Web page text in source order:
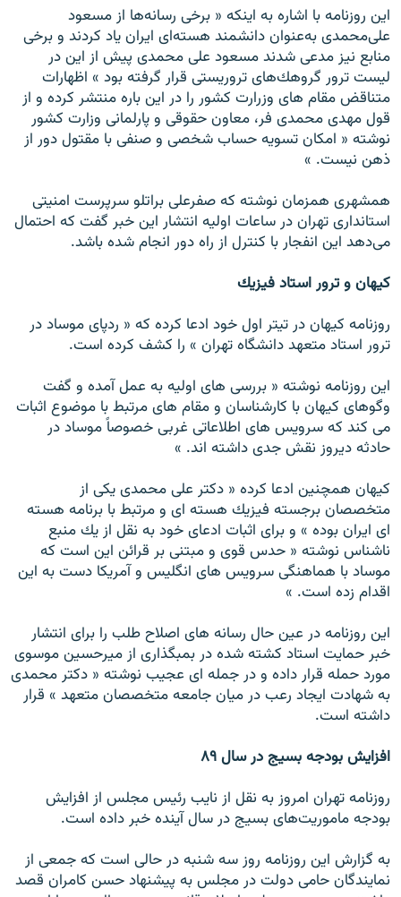
اين روزنامه با اشاره به اينكه « برخى رسانه‌ها از مسعود
على‌محمدى به‌عنوان دانشمند هسته‌اى ايران ياد كردند و برخى
منابع نيز مدعى شدند مسعود على محمدى پيش از اين در
ليست ترور گروهك‌هاى تروريستى قرار گرفته بود » اظهارات
متناقض مقام هاى وزرارت كشور را در اين باره منتشر كرده و از
قول مهدى محمدى ‌فر، معاون حقوقى و پارلمانى وزارت كشور
نوشته « امكان تسويه حساب شخصى و صنفى با مقتول دور از
ذهن نيست. »
همشهرى همزمان نوشته كه صفرعلى براتلو سرپرست امنيتى
استاندارى تهران در ساعات اوليه انتشار اين خبر گفت كه احتمال
مى‌دهد اين انفجار با كنترل از راه دور انجام شده باشد.
كيهان و ترور استاد فيزيك
روزنامه كيهان در تيتر اول خود ادعا كرده كه « ردپاى موساد در
ترور استاد متعهد دانشگاه تهران » را كشف كرده است.
اين روزنامه نوشته « بررسى هاى اوليه به عمل آمده و گفت
وگوهاى كيهان با كارشناسان و مقام هاى مرتبط با موضوع اثبات
مى كند كه سرويس هاى اطلاعاتى غربى خصوصاً موساد در
حادثه ديروز نقش جدى داشته اند. »
كيهان همچنين ادعا كرده « دكتر على محمدى يكى از
متخصصان برجسته فيزيك هسته اى و مرتبط با برنامه هسته
اى ايران بوده » و براى اثبات ادعاى خود به نقل از يك منبع
ناشناس نوشته « حدس قوى و مبتنى بر قرائن اين است كه
موساد با هماهنگى سرويس هاى انگليس و آمريكا دست به اين
اقدام زده است. »
اين روزنامه در عين حال رسانه هاى اصلاح طلب را براى انتشار
خبر حمايت استاد كشته شده در بمبگذارى از ميرحسين موسوى
مورد حمله قرار داده و در جمله اى عجيب نوشته « دكتر محمدى
به شهادت ايجاد رعب در ميان جامعه متخصصان متعهد » قرار
داشته است.
افزايش بودجه بسيج در سال ۸۹
روزنامه تهران امروز به نقل از نايب رئيس مجلس از افزايش
بودجه ماموريت‌هاى بسيج در سال آينده خبر داده است.
به گزارش اين روزنامه روز سه شنبه در حالى است كه جمعى از
نمايندگان حامى دولت در مجلس به پيشنهاد حسن كامران قصد